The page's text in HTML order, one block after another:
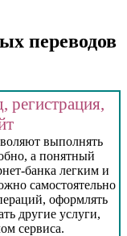
переводов
выполнять
а понятный
банка легким и
самостоятельно
оформлять
другие услуги,
сервиса.